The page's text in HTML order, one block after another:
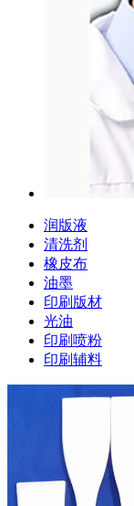
润版液
清洗剂
橡皮布
油墨
印刷版材
光油
印刷喷粉
印刷辅料